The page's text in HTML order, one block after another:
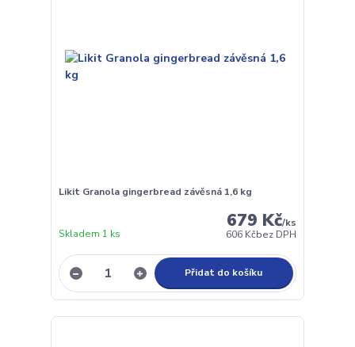
Likit Granola gingerbread závěsná 1,6 kg
679 Kč/ks
606 Kčbez DPH
Skladem 1 ks
Přidat do košíku